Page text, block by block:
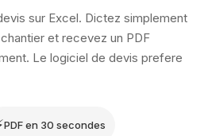
sur Excel. Dictez simplement
et recevez un PDF
Le logiciel de devis prefere
PDF en 30 secondes